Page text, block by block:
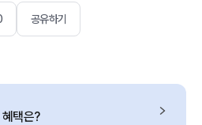
공유하기
택은?